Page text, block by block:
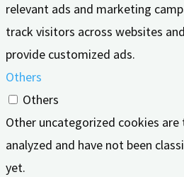
relevant ads and marketing
track visitors across websites
provide customized ads.
Others
Others
Other uncategorized cookies
analyzed and have not been
yet.